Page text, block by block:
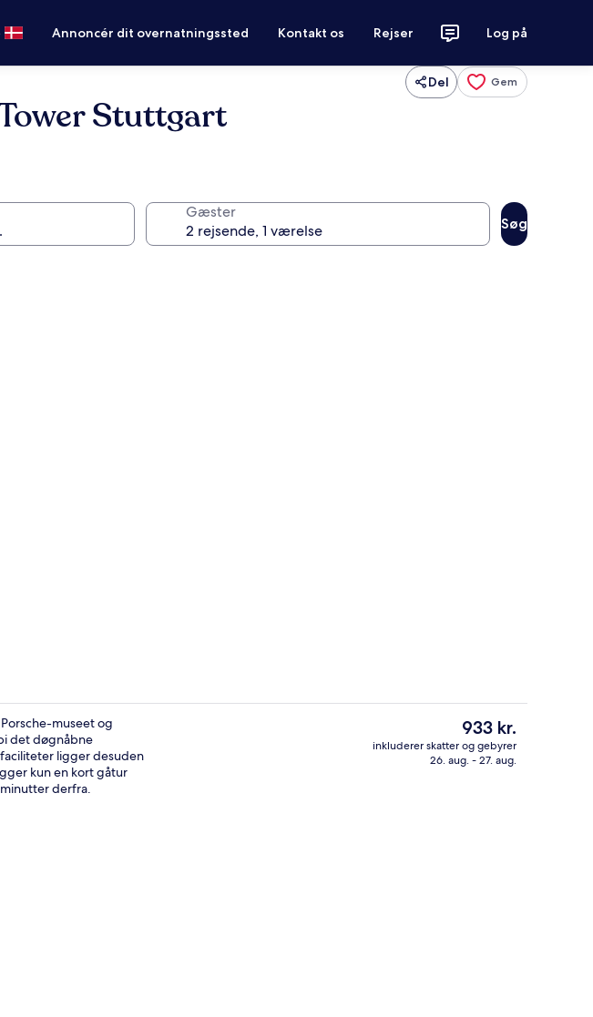
Annoncér dit overnatningssted Kontakt os Rejser Log på
Del Gem
Stuttgart
Gæster
Søg
Mødefaciliteter Bar på tagterrassen
museet og
det døgnåbne
ligger desuden
kun en kort gåtur
derfra.
Den
nuværende
pris
933 kr.
inkluderer skatter og gebyrer
26. aug. - 27. aug.